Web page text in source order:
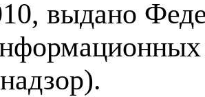
выдано